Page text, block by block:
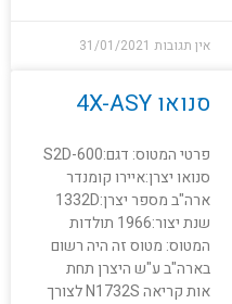
אין תגובות 31/01/2021
סנואו 4X-ASY
פרטי המטוס: דגם:S2D-600
סנואו יצרן:איירו קומנדר
ארה"ב מספר יצרן:1332D
שנת יצור:1966 תולדות
המטוס: מטוס זה היה רשום
בארה"ב ע"ש היצרן תחת
אות קריאה N1732S לצורך